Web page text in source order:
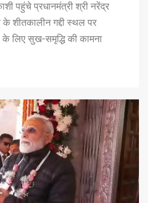
पहुंचे प्रधानमंत्री श्री नरेंद्र
के शीतकालीन गद्दी स्थल पर
के लिए सुख-समृद्धि की कामना